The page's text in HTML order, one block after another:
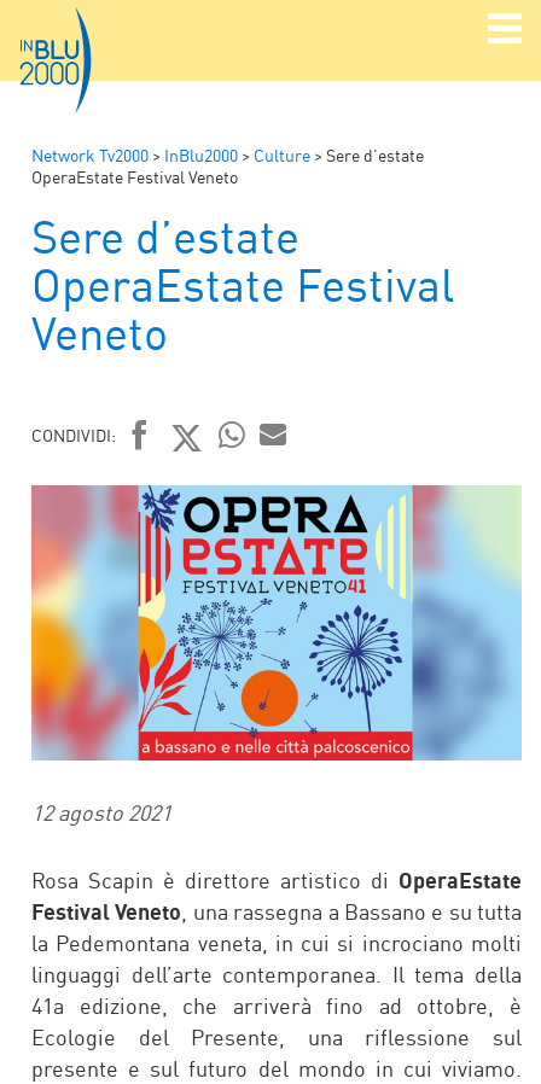
Network Tv2000 > InBlu2000 > Culture > Sere d’estate
OperaEstate Festival Veneto
Sere d’estate
OperaEstate Festival
Veneto
CONDIVIDI:
FACEBOOK
TWITTER
WHATSAPP
MAIL
12 agosto 2021
Rosa Scapin è direttore artistico di OperaEstate
Festival Veneto , una rassegna a Bassano e su tutta
la Pedemontana veneta, in cui si incrociano molti
linguaggi dell’arte contemporanea. Il tema della
41a edizione, che arriverà fino ad ottobre, è
Ecologie del Presente, una riflessione sul
presente e sul futuro del mondo in cui viviamo.